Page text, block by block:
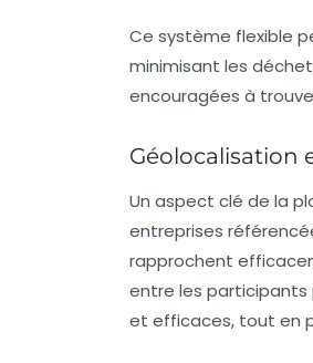
Ce système flexible
minimisant les
encouragées à
Géolocalisation
Un aspect clé de la
entreprises
rapprochent
entre les participants
et efficaces, tout en